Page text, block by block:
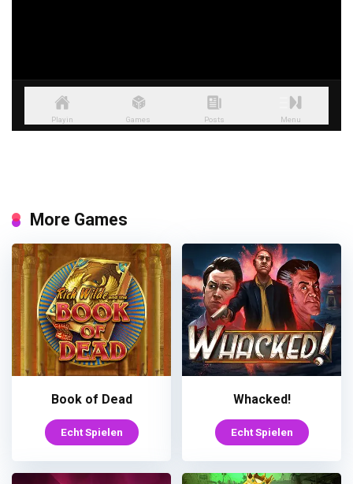
More Games
Book of Dead
Echt Spielen
Whacked!
Echt Spielen